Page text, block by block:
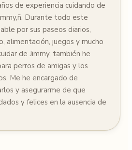
de experiencia cuidando de
Durante todo este
por sus paseos diarios,
alimentación, juegos y mucho
de Jimmy, también he
perros de amigas y los
Me he encargado de
y asegurarme de que
y felices en la ausencia de